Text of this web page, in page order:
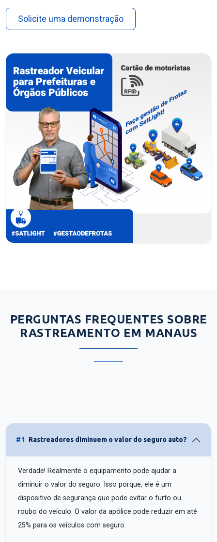
Solicite uma demonstração
PERGUNTAS FREQUENTES SOBRE
RASTREAMENTO EM MANAUS
#1 Rastreadores diminuem o valor do seguro auto?
Verdade! Realmente o equipamento pode ajudar a
diminuir o valor do seguro. Isso porque, ele é um
dispositivo de segurança que pode evitar o furto ou
roubo do veículo. O valor da apólice pode reduzir em até
25% para os veículos com seguro.